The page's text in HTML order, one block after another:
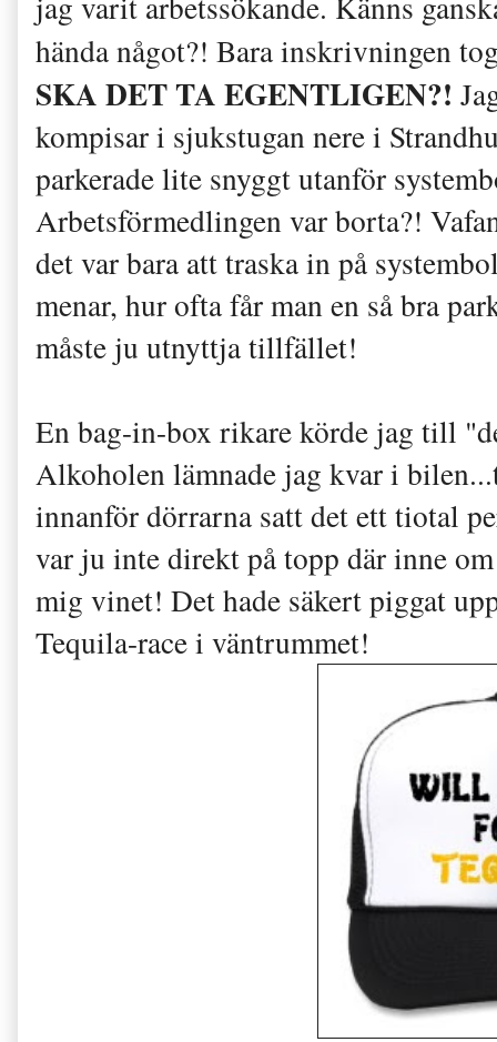
hända något?! Bara inskrivningen
SKA DET TA EGENTLIGEN?!
kompisar i sjukstugan nere i
parkerade lite snyggt utanför
Arbetsförmedlingen var borta?!
det var bara att traska in på
menar, hur ofta får man en så bra
måste ju utnyttja tillfället!
En bag-in-box rikare körde jag till
Alkoholen lämnade jag kvar i
innanför dörrarna satt det ett tiotal
var ju inte direkt på topp där inne
mig vinet! Det hade säkert piggat
Tequila-race i väntrummet!